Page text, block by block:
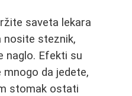
saveta lekara
nosite steznik,
naglo. Efekti su
da jedete,
stomak ostati